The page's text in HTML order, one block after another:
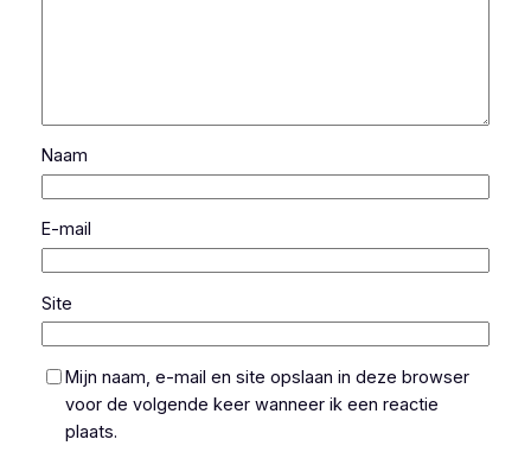
Naam
E-mail
Site
Mijn naam, e-mail en site opslaan in deze browser
voor de volgende keer wanneer ik een reactie
plaats.